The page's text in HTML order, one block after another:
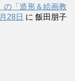
の「造形＆絵画教
28日 に 飯田朋子